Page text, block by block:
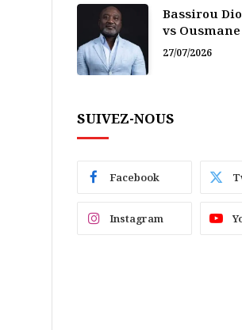
Bassirou
vs
vacarme du
27/07/2026
SUIVEZ-NOUS
Facebook
Instagram